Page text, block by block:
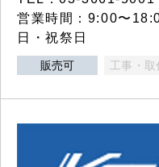
営業時間：9:00〜
日・祝祭日
販売可 工事・取